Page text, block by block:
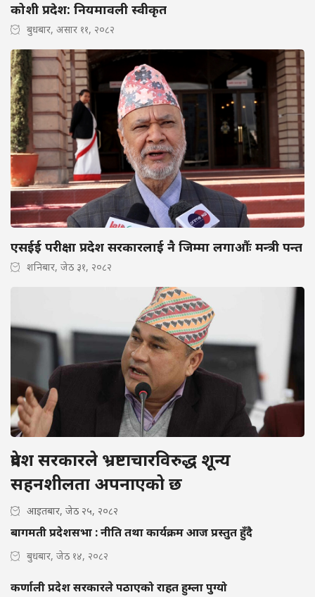
कोशी प्रदेश: नियमावली स्वीकृत
बुधबार, असार ११, २०८२
एसईई परीक्षा प्रदेश सरकारलाई नै जिम्मा लगाऔंः मन्त्री पन्त
शनिबार, जेठ ३१, २०८२
प्रदेश सरकारले भ्रष्टाचारविरुद्ध शून्य
सहनशीलता अपनाएको छ
आइतबार, जेठ २५, २०८२
बागमती प्रदेशसभा : नीति तथा कार्यक्रम आज प्रस्तुत हुँदै
बुधबार, जेठ १४, २०८२
कर्णाली प्रदेश सरकारले पठाएको राहत हुम्ला पुग्यो